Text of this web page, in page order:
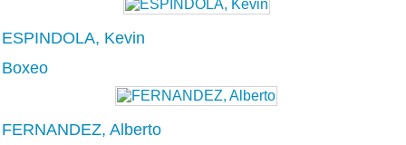
ESPINDOLA, Kevin
Boxeo
FERNANDEZ, Alberto